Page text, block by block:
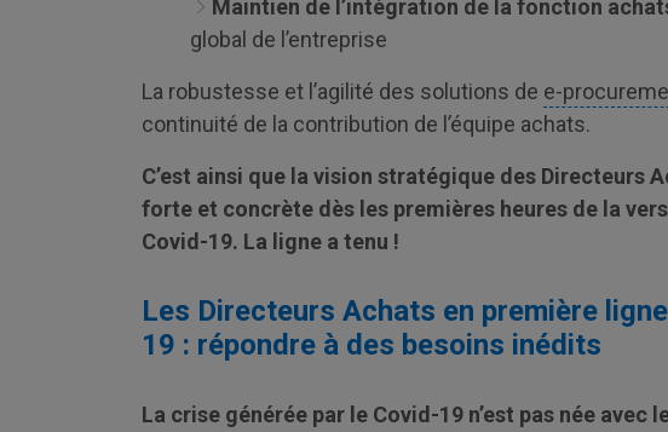
Maintien de l’intégration de la fonction
global de l’entreprise
La robustesse et l’agilité des solutions de e-
continuité de la contribution de l’équipe achats.
C’est ainsi que la vision stratégique des Directeurs
forte et concrète dès les premières heures de la
Covid-19. La ligne a tenu !
Les Directeurs Achats en première
19 : répondre à des besoins inédits
La crise générée par le Covid-19 n’est pas née avec